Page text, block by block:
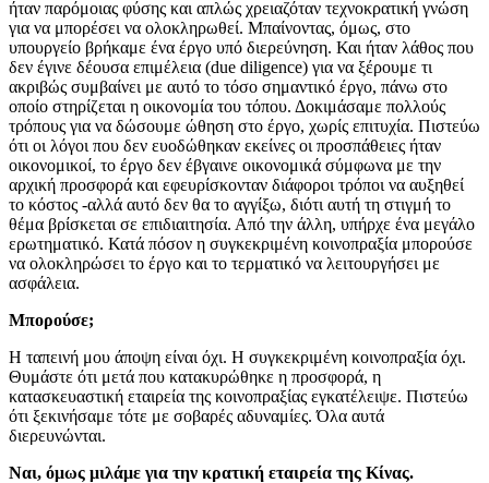
ήταν παρόμοιας φύσης και απλώς χρειαζόταν τεχνοκρατική γνώση
για να μπορέσει να ολοκληρωθεί. Μπαίνοντας, όμως, στο
υπουργείο βρήκαμε ένα έργο υπό διερεύνηση. Και ήταν λάθος που
δεν έγινε δέουσα επιμέλεια (due diligence) για να ξέρουμε τι
ακριβώς συμβαίνει με αυτό το τόσο σημαντικό έργο, πάνω στο
οποίο στηρίζεται η οικονομία του τόπου. Δοκιμάσαμε πολλούς
τρόπους για να δώσουμε ώθηση στο έργο, χωρίς επιτυχία. Πιστεύω
ότι οι λόγοι που δεν ευοδώθηκαν εκείνες οι προσπάθειες ήταν
οικονομικοί, το έργο δεν έβγαινε οικονομικά σύμφωνα με την
αρχική προσφορά και εφευρίσκονταν διάφοροι τρόποι να αυξηθεί
το κόστος -αλλά αυτό δεν θα το αγγίξω, διότι αυτή τη στιγμή το
θέμα βρίσκεται σε επιδιαιτησία. Από την άλλη, υπήρχε ένα μεγάλο
ερωτηματικό. Κατά πόσον η συγκεκριμένη κοινοπραξία μπορούσε
να ολοκληρώσει το έργο και το τερματικό να λειτουργήσει με
ασφάλεια.
Μπορούσε;
Η ταπεινή μου άποψη είναι όχι. Η συγκεκριμένη κοινοπραξία όχι.
Θυμάστε ότι μετά που κατακυρώθηκε η προσφορά, η
κατασκευαστική εταιρεία της κοινοπραξίας εγκατέλειψε. Πιστεύω
ότι ξεκινήσαμε τότε με σοβαρές αδυναμίες. Όλα αυτά
διερευνώνται.
Ναι, όμως μιλάμε για την κρατική εταιρεία της Κίνας.